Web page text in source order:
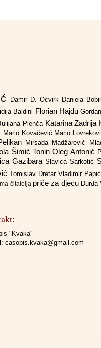
Damir D. Ocvirk Daniela
Baldini Florian Hajdu
Plenča Katarina Zadrija
Mario Kovačević Mario
Mirsada Madžarević
Šimić ToninOleg Antonić
GazibaraSlavica Sarkotić
Tomislav Dretar Vladimir Papić
čitatelja priče za djecu Đurđa
"Kvaka"
casopis.kvaka@gmail.com